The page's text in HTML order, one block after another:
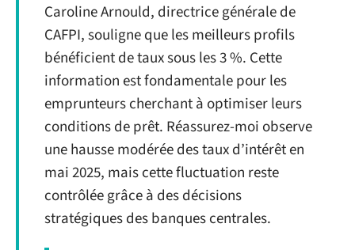
Caroline Arnould, directrice générale de
CAFPI, souligne que les meilleurs profils
bénéficient de taux sous les 3 %. Cette
information est fondamentale pour les
emprunteurs cherchant à optimiser leurs
conditions de prêt. Réassurez-moi observe
une hausse modérée des taux d’intérêt en
mai 2025, mais cette fluctuation reste
contrôlée grâce à des décisions
stratégiques des banques centrales.